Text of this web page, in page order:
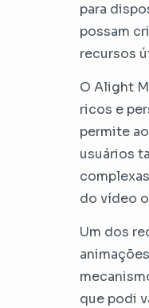
para
possam
recursos
O Alight
ricos e
permite
usuários
do vídeo
Um dos
que podi